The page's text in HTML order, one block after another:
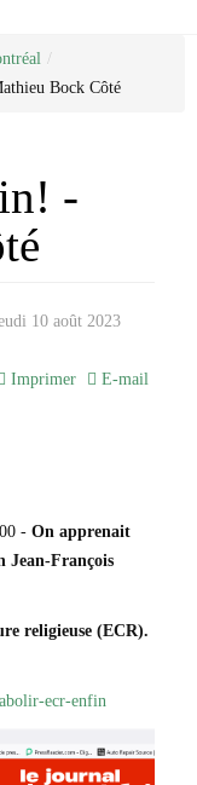
/
Bock Côté
-
10 août 2023
Imprimer
E-mail
- On apprenait
Jean-François
religieuse (ECR).
ecr-enfin